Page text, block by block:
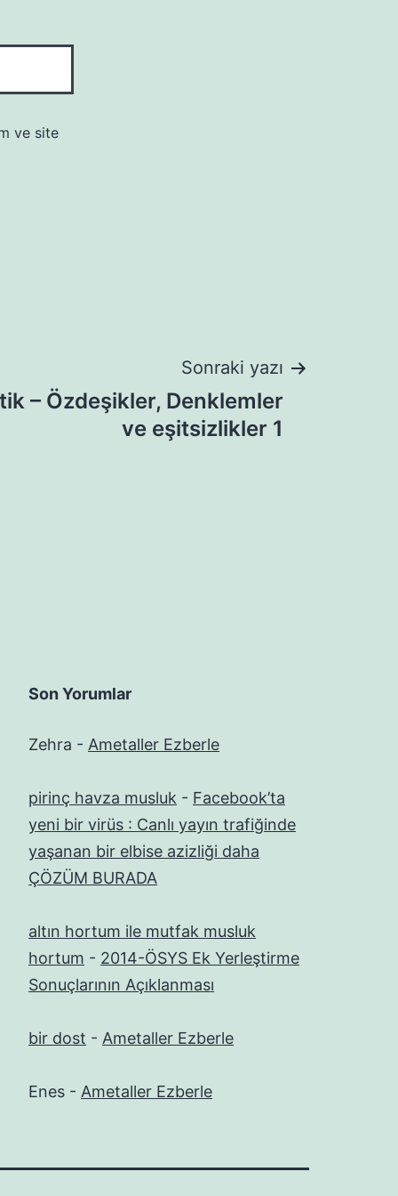
ve site
Sonraki yazı
– Özdeşikler, Denklemler
ve eşitsizlikler 1
Son Yorumlar
Zehra - Ametaller Ezberle
pirinç havza musluk - Facebook’ta
yeni bir virüs : Canlı yayın trafiğinde
yaşanan bir elbise azizliği daha
ÇÖZÜM BURADA
altın hortum ile mutfak musluk
hortum - 2014-ÖSYS Ek Yerleştirme
Sonuçlarının Açıklanması
bir dost - Ametaller Ezberle
Enes - Ametaller Ezberle